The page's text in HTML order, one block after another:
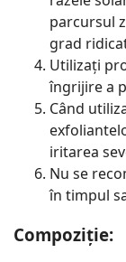
parcursul
grad
Utilizați
îngrijire a
Când
iritarea
Nu se
în timpul
Compoziție: